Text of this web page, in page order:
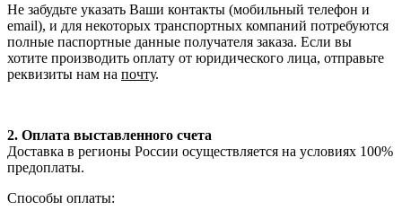
Не забудьте указать Ваши контакты (мобильный телефон и
email), и для некоторых транспортных компаний потребуются
полные паспортные данные получателя заказа. Если вы
хотите производить оплату от юридического лица, отправьте
реквизиты нам на почту.
2. Оплата выставленного счета
Доставка в регионы России осуществляется на условиях 100%
предоплаты.
Способы оплаты: